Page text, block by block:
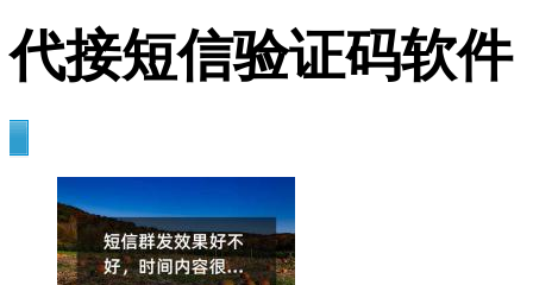
代接短信验证码软件